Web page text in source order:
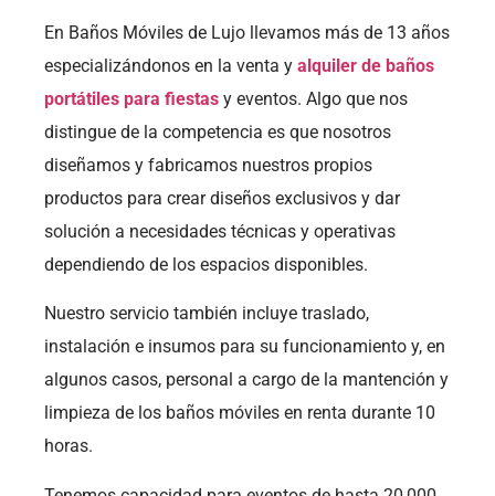
En Baños Móviles de Lujo llevamos más de 13 años
especializándonos en la venta y alquiler de baños
portátiles para fiestas y eventos. Algo que nos
distingue de la competencia es que nosotros
diseñamos y fabricamos nuestros propios
productos para crear diseños exclusivos y dar
solución a necesidades técnicas y operativas
dependiendo de los espacios disponibles.
Nuestro servicio también incluye traslado,
instalación e insumos para su funcionamiento y, en
algunos casos, personal a cargo de la mantención y
limpieza de los baños móviles en renta durante 10
horas.